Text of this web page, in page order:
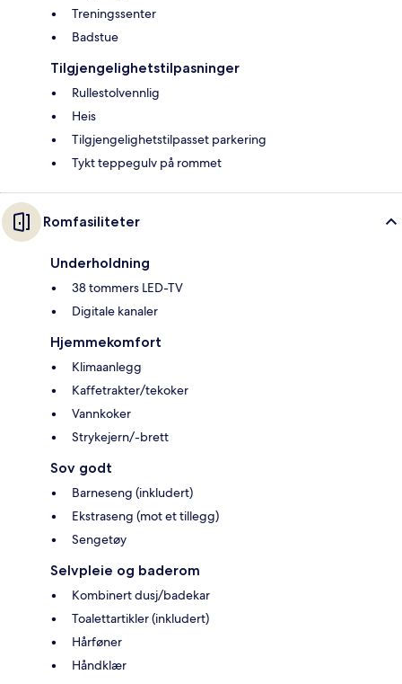
Treningssenter
Badstue
Tilgjengelighetstilpasninger
Rullestolvennlig
Heis
Tilgjengelighetstilpasset parkering
Tykt teppegulv på rommet
Romfasiliteter
Underholdning
38 tommers LED-TV
Digitale kanaler
Hjemmekomfort
Klimaanlegg
Kaffetrakter/tekoker
Vannkoker
Strykejern/-brett
Sov godt
Barneseng (inkludert)
Ekstraseng (mot et tillegg)
Sengetøy
Selvpleie og baderom
Kombinert dusj/badekar
Toalettartikler (inkludert)
Hårføner
Håndklær